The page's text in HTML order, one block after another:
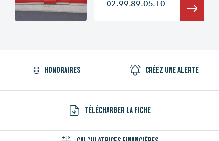
02.99.89.05.10
Honoraires Créez une alerte
Télécharger la fiche